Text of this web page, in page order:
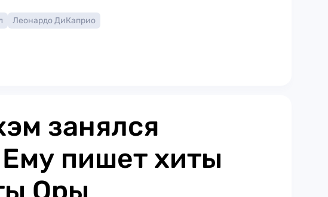
Леонардо ДиКаприо
занялся
пишет хиты